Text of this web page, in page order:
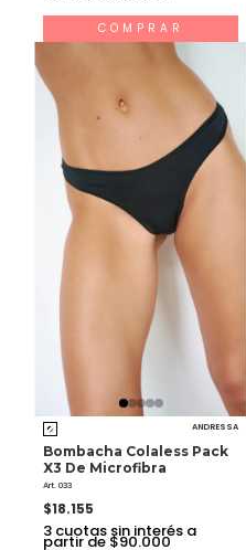
COMPRAR
ANDRESSA
Bombacha Colaless Pack
X3 De Microfibra
Art. 033
$18.155
3 cuotas sin interés a
partir de $90.000